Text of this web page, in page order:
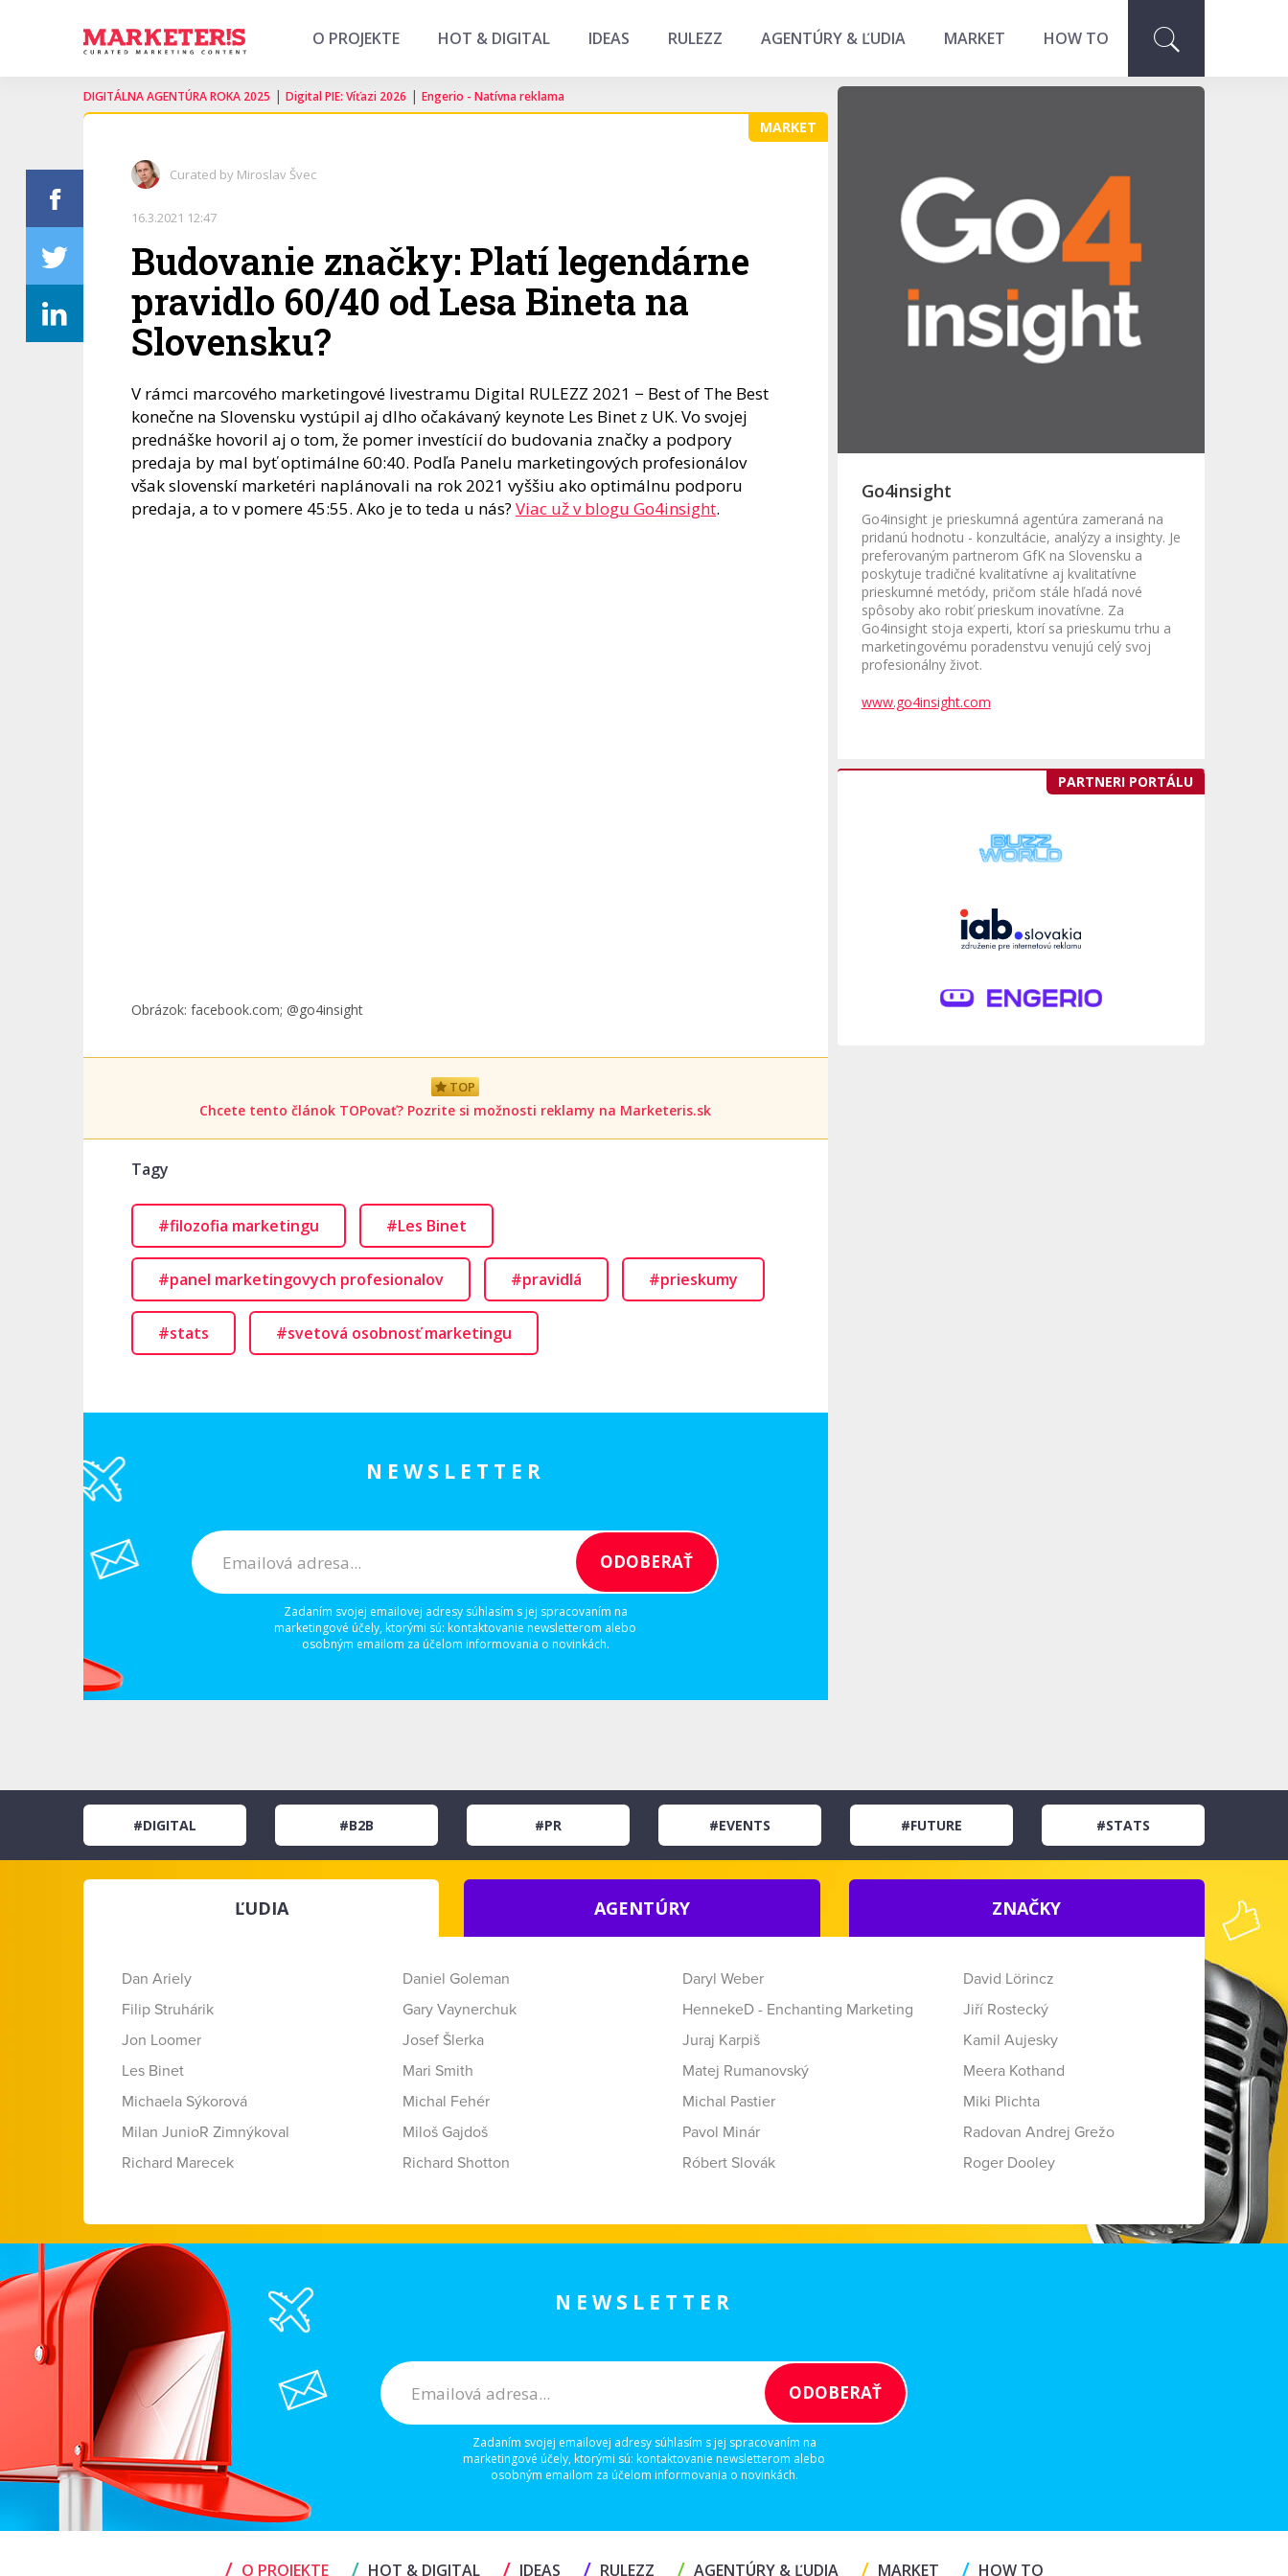
O PROJEKTE HOT & DIGITAL IDEAS RULEZZ AGENTÚRY & ĽUDIA MARKET HOW TO
DIGITÁLNA AGENTÚRA ROKA 2025 | Digital PIE: Víťazi 2026 | Engerio - Natívna reklama
MARKET
Curated by Miroslav Švec
16.3.2021 12:47
Budovanie značky: Platí legendárne
pravidlo 60/40 od Lesa Bineta na
Slovensku?
V rámci marcového marketingové livestramu Digital RULEZZ 2021 − Best of The Best
konečne na Slovensku vystúpil aj dlho očakávaný keynote Les Binet z UK. Vo svojej
prednáške hovoril aj o tom, že pomer investícií do budovania značky a podpory
predaja by mal byť optimálne 60:40. Podľa Panelu marketingových profesionálov
však slovenskí marketéri naplánovali na rok 2021 vyššiu ako optimálnu podporu
predaja, a to v pomere 45:55. Ako je to teda u nás? Viac už v blogu Go4insight.
Obrázok: facebook.com; @go4insight
TOP
Chcete tento článok TOPovať? Pozrite si možnosti reklamy na Marketeris.sk
Tagy
#filozofia marketingu #Les Binet
#panel marketingovych profesionalov #pravidlá #prieskumy
#stats #svetová osobnosť marketingu
NEWSLETTER
Zadaním svojej emailovej adresy súhlasím s jej spracovaním na
marketingové účely, ktorými sú: kontaktovanie newsletterom alebo
osobným emailom za účelom informovania o novinkách.
Go4insight
Go4insight je prieskumná agentúra zameraná na
pridanú hodnotu - konzultácie, analýzy a insighty. Je
preferovaným partnerom GfK na Slovensku a
poskytuje tradičné kvalitatívne aj kvalitatívne
prieskumné metódy, pričom stále hľadá nové
spôsoby ako robiť prieskum inovatívne. Za
Go4insight stoja experti, ktorí sa prieskumu trhu a
marketingovému poradenstvu venujú celý svoj
profesionálny život.
www.go4insight.com
PARTNERI PORTÁLU
#DIGITAL #B2B #PR #EVENTS #FUTURE #STATS
ĽUDIA AGENTÚRY ZNAČKY
Dan Ariely Daniel Goleman Daryl Weber
David Lörincz
Filip Struhárik
Gary Vaynerchuk HennekeD - Enchanting Marketing
Jiří Rostecký
Jon Loomer
Josef Šlerka Juraj Karpiš
Kamil Aujesky
Les Binet
Mari Smith Matej Rumanovský
Meera Kothand
Michaela Sýkorová
Michal Fehér Michal Pastier
Miki Plichta
Milan JunioR Zimnýkoval
Miloš Gajdoš Pavol Minár
Radovan Andrej Grežo
Richard Marecek
Richard Shotton Róbert Slovák Roger Dooley
NEWSLETTER
Zadaním svojej emailovej adresy súhlasím s jej spracovaním na
marketingové účely, ktorými sú: kontaktovanie newsletterom alebo
osobným emailom za účelom informovania o novinkách.
/ O PROJEKTE / HOT & DIGITAL / IDEAS / RULEZZ / AGENTÚRY & ĽUDIA / MARKET / HOW TO